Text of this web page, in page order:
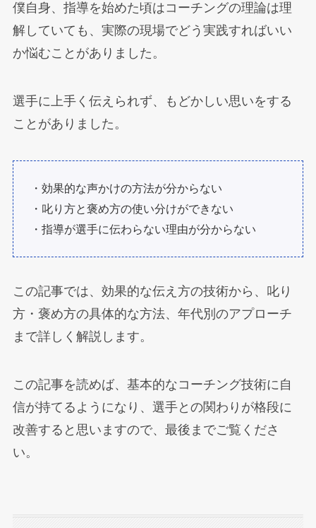
僕自身、指導を始めた頃はコーチングの理論は理
解していても、実際の現場でどう実践すればいい
か悩むことがありました。
選手に上手く伝えられず、もどかしい思いをする
ことがありました。
・効果的な声かけの方法が分からない
・叱り方と褒め方の使い分けができない
・指導が選手に伝わらない理由が分からない
この記事では、効果的な伝え方の技術から、叱り
方・褒め方の具体的な方法、年代別のアプローチ
まで詳しく解説します。
この記事を読めば、基本的なコーチング技術に自
信が持てるようになり、選手との関わりが格段に
改善すると思いますので、最後までご覧くださ
い。